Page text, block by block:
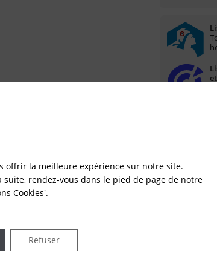
DÉPARTEMENT DU 92 -
offrir la meilleure expérience sur notre site.
rendez-vous dans le pied de page de notre
Cookies'.
Refuser